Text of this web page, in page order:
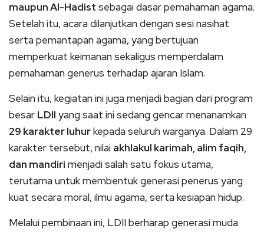
maupun Al-Hadist sebagai dasar pemahaman agama.
Setelah itu, acara dilanjutkan dengan sesi nasihat
serta pemantapan agama, yang bertujuan
memperkuat keimanan sekaligus memperdalam
pemahaman generus terhadap ajaran Islam.
Selain itu, kegiatan ini juga menjadi bagian dari program
besar LDII yang saat ini sedang gencar menanamkan
29 karakter luhurkepada seluruh warganya. Dalam 29
karakter tersebut, nilai akhlakul karimah, alim faqih,
dan mandiri menjadi salah satu fokus utama,
terutama untuk membentuk generasi penerus yang
kuat secara moral, ilmu agama, serta kesiapan hidup.
Melalui pembinaan ini, LDII berharap generasi muda